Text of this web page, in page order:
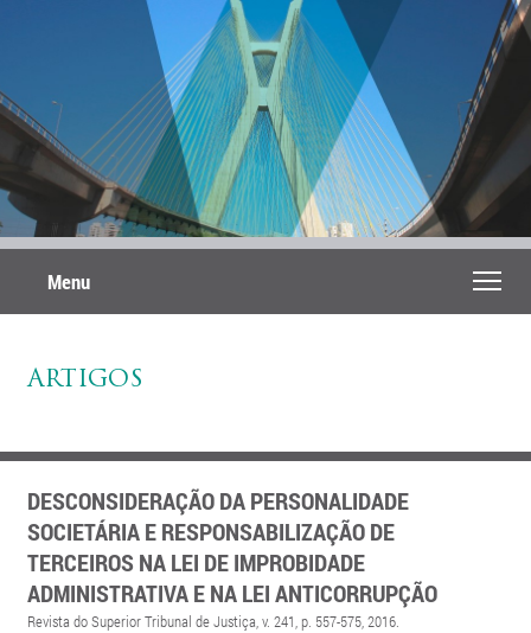
Menu
ARTIGOS
DESCONSIDERAÇÃO DA PERSONALIDADE
SOCIETÁRIA E RESPONSABILIZAÇÃO DE
TERCEIROS NA LEI DE IMPROBIDADE
ADMINISTRATIVA E NA LEI ANTICORRUPÇÃO
Revista do Superior Tribunal de Justiça, v. 241, p. 557-575, 2016.